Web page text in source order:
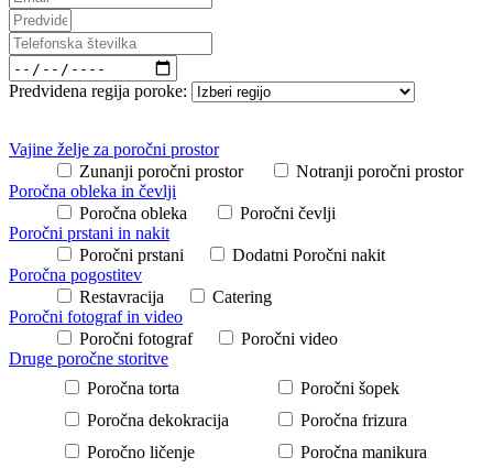
Predvidena regija poroke:
Vajine želje za poročni prostor
Zunanji poročni prostor
Notranji poročni prostor
Poročna obleka in čevlji
Poročna obleka
Poročni čevlji
Poročni prstani in nakit
Poročni prstani
Dodatni Poročni nakit
Poročna pogostitev
Restavracija
Catering
Poročni fotograf in video
Poročni fotograf
Poročni video
Druge poročne storitve
Poročna torta
Poročni šopek
Poročna dekokracija
Poročna frizura
Poročno ličenje
Poročna manikura